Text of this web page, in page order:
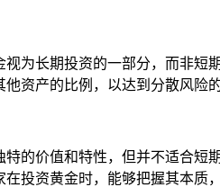
为长期投资的一部分，而非
资产的比例，以达到分散风险的
的价值和特性，但并不适合
投资黄金时，能够把握其本质